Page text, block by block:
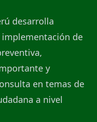
desarrolla
de
y
en temas de
a nivel